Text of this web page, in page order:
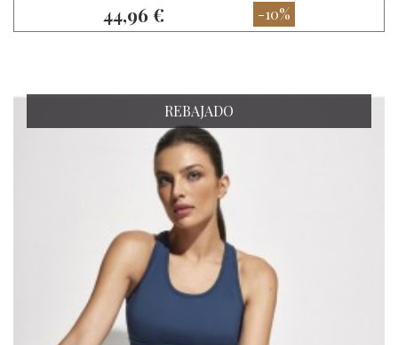
44,96 € -10%
REBAJADO